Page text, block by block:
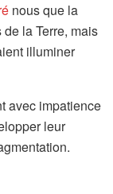
nous que la
la Terre, mais
illuminer
avec impatience
leur